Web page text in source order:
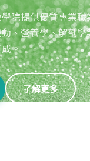
院提供優質專業
、營養學、解剖
。
了解更多